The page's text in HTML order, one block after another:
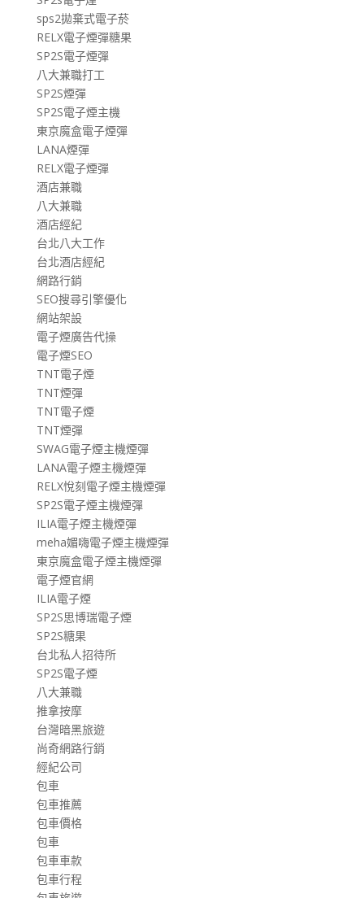
sps2拋棄式電子菸
RELX電子煙彈糖果
SP2S電子煙彈
八大兼職打工
SP2S煙彈
SP2S電子煙主機
東京魔盒電子煙彈
LANA煙彈
RELX電子煙彈
酒店兼職
八大兼職
酒店經紀
台北八大工作
台北酒店經紀
網路行銷
SEO搜尋引擎優化
網站架設
電子煙廣告代操
電子煙SEO
TNT電子煙
TNT煙彈
TNT電子煙
TNT煙彈
SWAG電子煙主機煙彈
LANA電子煙主機煙彈
RELX悅刻電子煙主機煙彈
SP2S電子煙主機煙彈
ILIA電子煙主機煙彈
meha媚嗨電子煙主機煙彈
東京魔盒電子煙主機煙彈
電子煙官網
ILIA電子煙
SP2S思博瑞電子煙
SP2S糖果
台北私人招待所
SP2S電子煙
八大兼職
推拿按摩
台灣暗黑旅遊
尚奇網路行銷
經紀公司
包車
包車推薦
包車價格
包車
包車車款
包車行程